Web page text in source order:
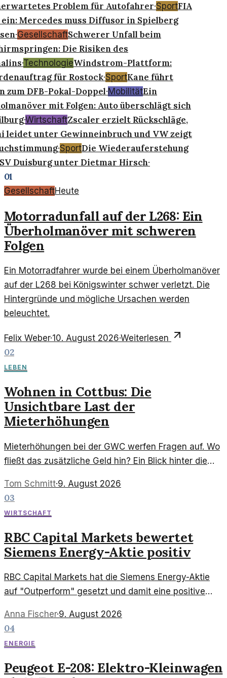
Problem für Autofahrer·SportFIA
Mercedes muss Diffusor in Spielberg
·GesellschaftSchwerer Unfall beim
Die Risiken des
·TechnologieWindstrom-Plattform:
für Rostock·SportKane führt
zum DFB-Pokal-Doppel·MobilitätEin
mit Folgen: Auto überschlägt sich
·WirtschaftZscaler erzielt Rückschläge,
leidet unter Gewinneinbruch und VW zeigt
·SportDie Wiederauferstehung
Duisburg unter Dietmar Hirsch·
01
GesellschaftHeute
Motorradunfall auf der L268: Ein
Überholmanöver mit schweren
Folgen
Ein Motorradfahrer wurde bei einem Überholmanöver
auf der L268 bei Königswinter schwer verletzt. Die
Hintergründe und mögliche Ursachen werden
beleuchtet.
Felix Weber·10. August 2026·Weiterlesen
02
LEBEN
Wohnen in Cottbus: Die
Unsichtbare Last der
Mieterhöhungen
Mieterhöhungen bei der GWC werfen Fragen auf. Wo
fließt das zusätzliche Geld hin? Ein Blick hinter die
Tom Schmitt·9. August 2026
03
WIRTSCHAFT
RBC Capital Markets bewertet
Siemens Energy-Aktie positiv
RBC Capital Markets hat die Siemens Energy-Aktie
auf "Outperform" gesetzt und damit eine positive
signalisiert.
Anna Fischer·9. August 2026
04
ENERGIE
Peugeot E-208: Elektro-Kleinwagen